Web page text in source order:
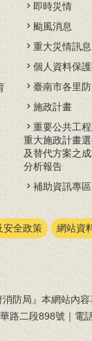
即時災情
颱風消息
重大災情訊息
個人資料保
臺南市各里
施政計畫
重要公共工
重大施政計畫
及替代方案之
分析報告
補助資訊專區
安全政策
網站資
防局』本網站內
路二段898號｜電